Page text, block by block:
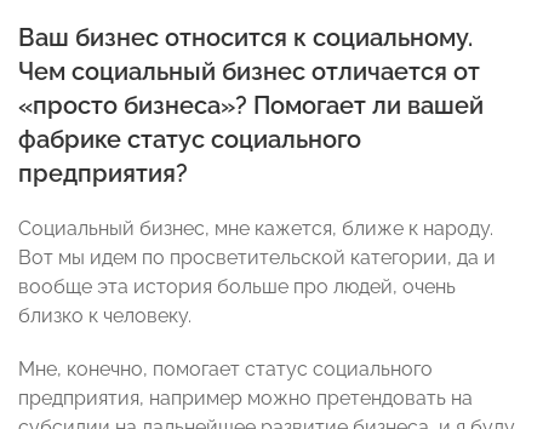
Ваш бизнес относится к социальному.
Чем социальный бизнес отличается от
«просто бизнеса»? Помогает ли вашей
фабрике статус социального
предприятия?
Социальный бизнес, мне кажется, ближе к народу.
Вот мы идем по просветительской категории, да и
вообще эта история больше про людей, очень
близко к человеку.
Мне, конечно, помогает статус социального
предприятия, например можно претендовать на